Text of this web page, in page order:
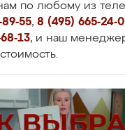
по любому из
55, 8 (495) 665-24-
13, и наш